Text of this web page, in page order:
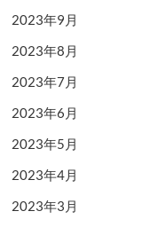
2023年9月
2023年8月
2023年7月
2023年6月
2023年5月
2023年4月
2023年3月